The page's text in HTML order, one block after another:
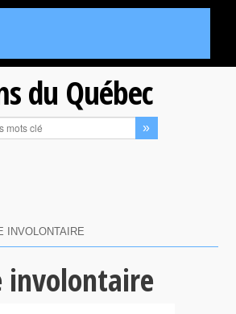
du Québec
INVOLONTAIRE
involontaire